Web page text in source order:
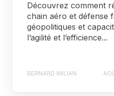
Découvrez comment
chain aéro et défense
géopolitiques et
l’agilité et l’efficience...
BERNARD MILIAN